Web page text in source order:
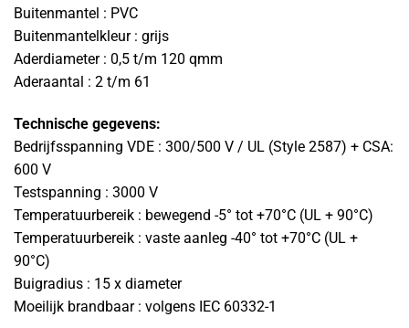
Buitenmantel : PVC
Buitenmantelkleur : grijs
Aderdiameter : 0,5 t/m 120 qmm
Aderaantal : 2 t/m 61
Technische gegevens:
Bedrijfsspanning VDE : 300/500 V / UL (Style 2587) + CSA:
600 V
Testspanning : 3000 V
Temperatuurbereik : bewegend -5° tot +70°C (UL + 90°C)
Temperatuurbereik : vaste aanleg -40° tot +70°C (UL +
90°C)
Buigradius : 15 x diameter
Moeilijk brandbaar : volgens IEC 60332-1